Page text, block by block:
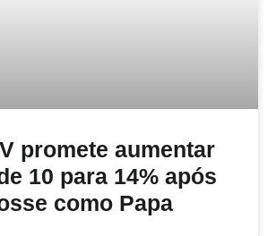
promete aumentar
10 para 14% após
como Papa